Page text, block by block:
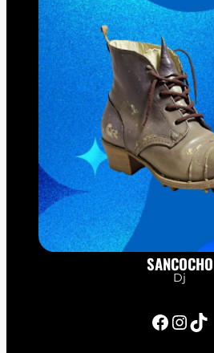
SANCOCHO
Dj
Facebook InstagramTikTok